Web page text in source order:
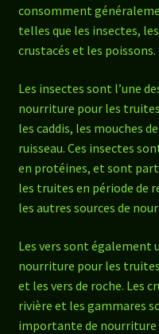
consomment
telles que les insectes,
crustacés et les poissons.
Les insectes sont l’une
nourriture pour les
les caddis, les mouches
ruisseau. Ces insectes
en protéines, et sont
les truites en période de
les autres sources de
Les vers sont également
nourriture pour les
et les vers de roche. Les
rivière et les gammares
importante de nourriture